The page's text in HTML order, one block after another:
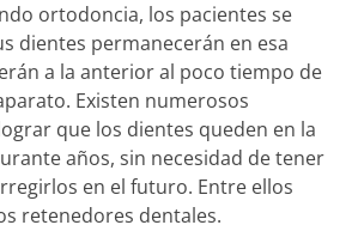
ortodoncia, los pacientes se
dientes permanecerán en esa
a la anterior al poco tiempo de
Existen numerosos
que los dientes queden en la
años, sin necesidad de tener
en el futuro. Entre ellos
retenedores dentales.